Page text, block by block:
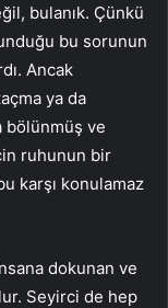
bulanık. Çünkü
bu sorunun
Ancak
ya da
bölünmüş ve
ruhunun bir
karşı konulamaz
dokunan ve
Seyirci de hep